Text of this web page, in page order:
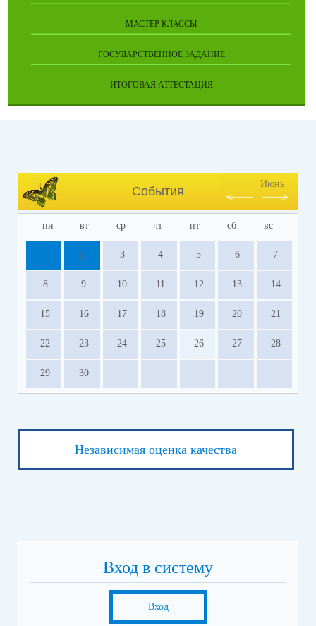
МАСТЕР КЛАССЫ
ГОСУДАРСТВЕННОЕ ЗАДАНИЕ
ИТОГОВАЯ АТТЕСТАЦИЯ
События
Июнь
пн вт ср чт пт сб вс
1 2 3 4 5 6 7
8 9 10 11 12 13 14
15 16 17 18 19 20 21
22 23 24 25 26 27 28
29 30
Независимая оценка качества
Вход в систему
Вход